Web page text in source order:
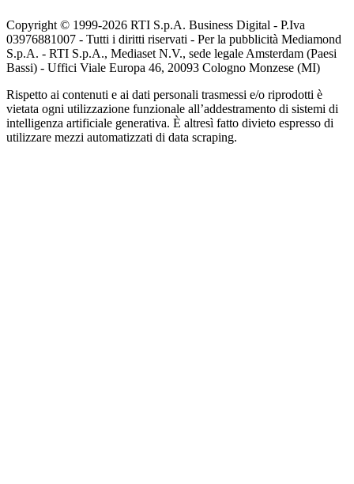
Copyright © 1999-2026 RTI S.p.A. Business Digital - P.Iva
03976881007 - Tutti i diritti riservati - Per la pubblicità Mediamond
S.p.A. - RTI S.p.A., Mediaset N.V., sede legale Amsterdam (Paesi
Bassi) - Uffici Viale Europa 46, 20093 Cologno Monzese (MI)
Rispetto ai contenuti e ai dati personali trasmessi e/o riprodotti è
vietata ogni utilizzazione funzionale all’addestramento di sistemi di
intelligenza artificiale generativa. È altresì fatto divieto espresso di
utilizzare mezzi automatizzati di data scraping.